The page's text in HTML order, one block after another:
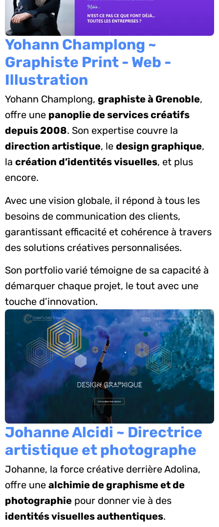
Yohann Champlong ~
Graphiste Print - Web -
Illustration
Yohann Champlong, graphiste à Grenoble,
offre une panoplie de services créatifs
depuis 2008. Son expertise couvre la
direction artistique, le design graphique,
la création d’identités visuelles, et plus
encore.
Avec une vision globale, il répond à tous les
besoins de communication des clients,
garantissant efficacité et cohérence à travers
des solutions créatives personnalisées.
Son portfolio varié témoigne de sa capacité à
démarquer chaque projet, le tout avec une
touche d’innovation.
Johanne Alcidi ~ Directrice
artistique et photographe
Johanne, la force créative derrière Adolina,
offre une alchimie de graphisme et de
photographie pour donner vie à des
identités visuelles authentiques.